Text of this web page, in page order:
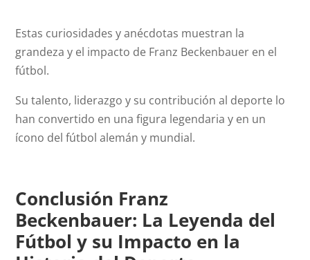
Estas curiosidades y anécdotas muestran la
grandeza y el impacto de Franz Beckenbauer en el
fútbol.
Su talento, liderazgo y su contribución al deporte lo
han convertido en una figura legendaria y en un
ícono del fútbol alemán y mundial.
Conclusión Franz
Beckenbauer: La Leyenda del
Fútbol y su Impacto en la